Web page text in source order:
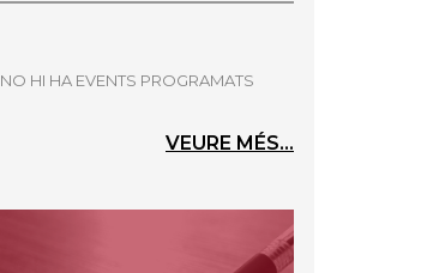
NO HI HA EVENTS PROGRAMATS
VEURE MÉS...